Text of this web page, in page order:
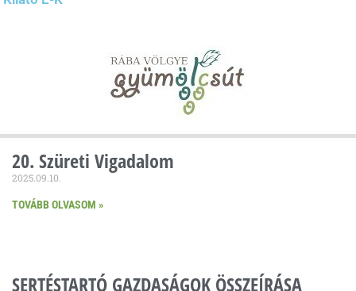
20. Szüreti Vigadalom
2025.09.10.
TOVÁBB OLVASOM »
SERTÉSTARTÓ GAZDASÁGOK ÖSSZEÍRÁSA